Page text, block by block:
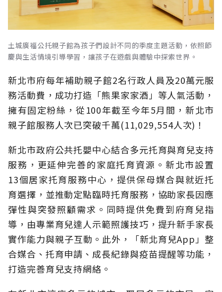
土城廣福公托親子館為孩子們設計不同的季度主題活動，依照節
慶與生活情境引導學習，讓孩子在遊戲與體驗中探索世界。
新北市府每年補助親子館2名行政人員及20萬元服
務活動費，成功打造「熊果家家酒」等人氣活動，
擁有固定粉絲，從100年截至今年5月間，新北市
親子館服務人次已突破千萬(11,029,554人次)！
新北市政府公共托嬰中心結合多元托育與育兒支持
服務，更延伸完善的家庭托育資源。新北市設置
13個居家托育服務中心，提供保母媒合與就近托
育選擇，並推動定點臨時托育服務，協助家長因應
彈性與突發照顧需求。同時提供免費到府育兒指
導，由專業育兒達人示範照護技巧，提升新手家長
實作能力與親子互動。此外，「新北育兒App」整
合媒合、托育申請、成長紀錄與疫苗提醒等功能，
打造完善育兒支持網絡。